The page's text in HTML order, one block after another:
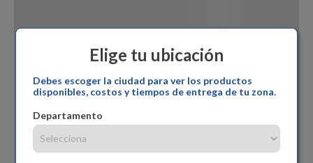
Elige tu ubicación
Debes escoger la ciudad para ver los productos
disponibles, costos y tiempos de entrega de tu zona.
Departamento